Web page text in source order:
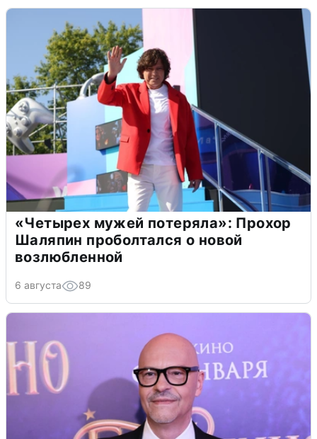
«Четырех мужей потеряла»: Прохор
Шаляпин проболтался о новой
возлюбленной
6 августа 89